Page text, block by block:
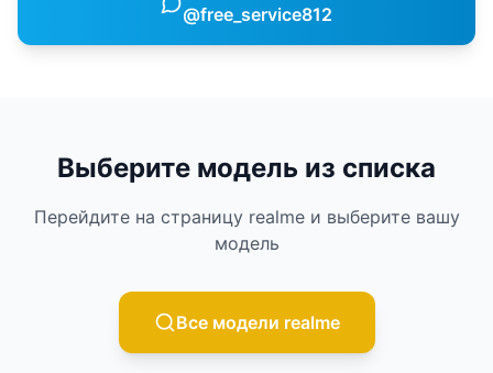
@free_service812
Выберите модель из списка
Перейдите на страницу realmeи выберите вашу
модель
Все модели realme